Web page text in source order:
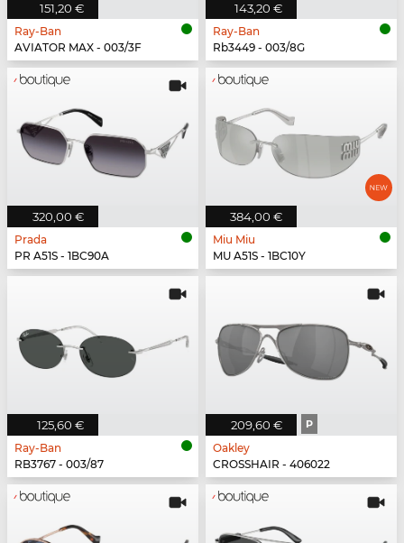
151,20 €
Ray-Ban
AVIATOR MAX - 003/3F
143,20 €
Ray-Ban
Rb3449 - 003/8G
320,00 €
Prada
PR A51S - 1BC90A
384,00 €
Miu Miu
MU A51S - 1BC10Y
125,60 €
Ray-Ban
RB3767 - 003/87
209,60 € P
Oakley
CROSSHAIR - 406022